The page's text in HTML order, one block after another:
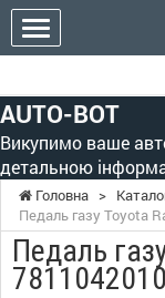
AUTO-BOT
Викупимо ваше
детальною
Головна >
Педаль газу Toyota
Педаль
7811042010